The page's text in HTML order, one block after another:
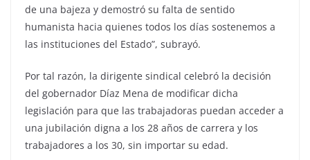
de una bajeza y demostró su falta de sentido
humanista hacia quienes todos los días sostenemos a
las instituciones del Estado”, subrayó.
Por tal razón, la dirigente sindical celebró la decisión
del gobernador Díaz Mena de modificar dicha
legislación para que las trabajadoras puedan acceder a
una jubilación digna a los 28 años de carrera y los
trabajadores a los 30, sin importar su edad.